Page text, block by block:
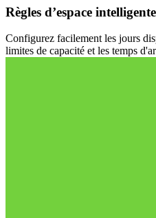
Règles d’espace
Configurez facilement les jours
limites de capacité et les temps